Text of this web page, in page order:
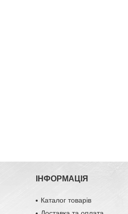
ІНФОРМАЦІЯ
Каталог товарів